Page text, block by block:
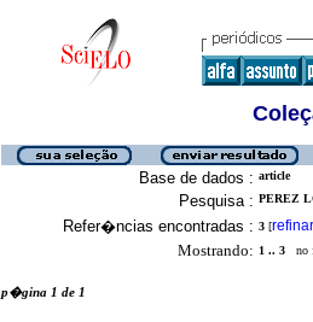
Base de dados : article
Pesquisa : PEREZ
Refer�ncias encontradas : 3 [refinar
Mostrando: 1 .. 3 no
p�gina 1 de 1